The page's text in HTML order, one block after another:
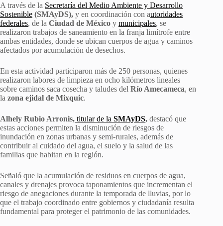
A través de la Secretaría del Medio Ambiente y Desarrollo
Sostenible (SMAyDS), y en coordinación con autoridades
federales, de la Ciudad de México y municipales, se
realizaron trabajos de saneamiento en la franja limítrofe entre
ambas entidades, donde se ubican cuerpos de agua y caminos
afectados por acumulación de desechos.
En esta actividad participaron más de 250 personas, quienes
realizaron labores de limpieza en ocho kilómetros lineales
sobre caminos saca cosecha y taludes del Río Amecameca, en
la zona ejidal de Mixquic.
Alhely Rubio Arronis, titular de la SMAyDS, destacó que
estas acciones permiten la disminución de riesgos de
inundación en zonas urbanas y semi-rurales, además de
contribuir al cuidado del agua, el suelo y la salud de las
familias que habitan en la región.
Señaló que la acumulación de residuos en cuerpos de agua,
canales y drenajes provoca taponamientos que incrementan el
riesgo de anegaciones durante la temporada de lluvias, por lo
que el trabajo coordinado entre gobiernos y ciudadanía resulta
fundamental para proteger el patrimonio de las comunidades.